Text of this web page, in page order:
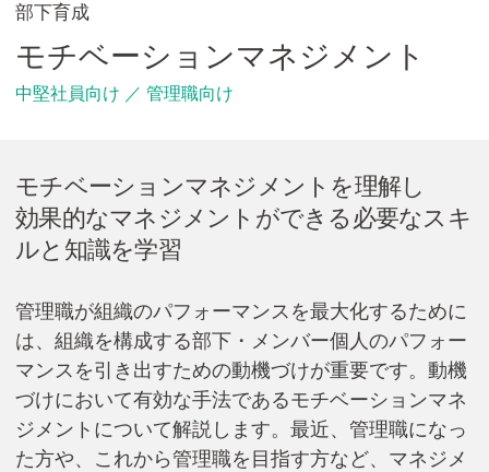
Cicom Brainsについて
お問い合わせ
資料ダウンロード
検
索:
部下育成
モチベーションマネジメント
中堅社員向け ／ 管理職向け
モチベーションマネジメントを理解し
効果的なマネジメントができる必要なスキ
ルと知識を学習
管理職が組織のパフォーマンスを最大化するために
は、組織を構成する部下・メンバー個人のパフォー
マンスを引き出すための動機づけが重要です。動機
づけにおいて有効な手法であるモチベーションマネ
ジメントについて解説します。最近、管理職になっ
た方や、これから管理職を目指す方など、マネジメ